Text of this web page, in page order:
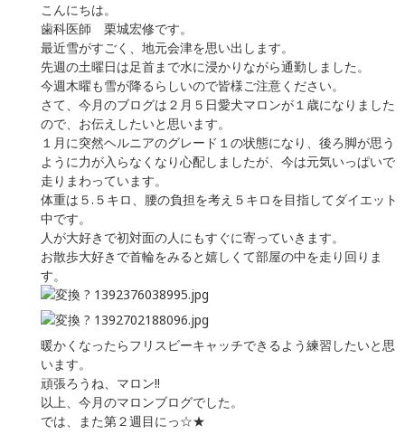
こんにちは。
歯科医師 栗城宏修です。
最近雪がすごく、地元会津を思い出します。
先週の土曜日は足首まで水に浸かりながら通勤しました。
今週木曜も雪が降るらしいので皆様ご注意ください。
さて、今月のブログは２月５日愛犬マロンが１歳になりました
ので、お伝えしたいと思います。
１月に突然ヘルニアのグレード１の状態になり、後ろ脚が思う
ように力が入らなくなり心配しましたが、今は元気いっぱいで
走りまわっています。
体重は５.５キロ、腰の負担を考え５キロを目指してダイエット
中です。
人が大好きで初対面の人にもすぐに寄っていきます。
お散歩大好きで首輪をみると嬉しくて部屋の中を走り回りま
す。
暖かくなったらフリスビーキャッチできるよう練習したいと思
います。
頑張ろうね、マロン!!
以上、今月のマロンブログでした。
では、また第２週目にっ☆★